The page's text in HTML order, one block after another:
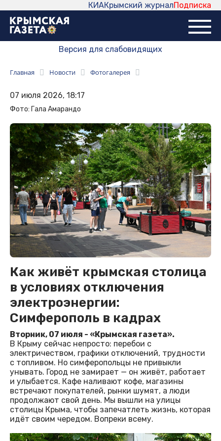
Подписка
Крымский журнал
КИА
Версия для слабовидящих
Главная Новости Фотогалерея
07 июля 2026, 18:17
Фото: Гала Амарандо
Как живёт крымская столица
в условиях отключения
электроэнергии:
Симферополь в кадрах
Вторник, 07 июля - «Крымская газета».
В Крыму сейчас непросто: перебои с
электричеством, графики отключений, трудности
с топливом. Но симферопольцы не привыкли
унывать. Город не замирает — он живёт, работает
и улыбается. Кафе наливают кофе, магазины
встречают покупателей, рынки шумят, а люди
продолжают свой день. Мы вышли на улицы
столицы Крыма, чтобы запечатлеть жизнь, которая
идёт своим чередом. Вопреки всему.